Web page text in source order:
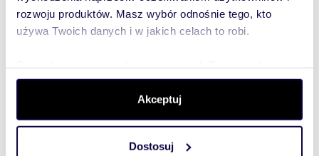
rozwoju produktów. Masz wybór odnośnie tego, kto
używa Twoich danych i w jakich celach to robi.
dane są przetwarzane oraz ustaw własne preferencje w
. W Deklaracji plików cookie możesz
zmienić lub wycofać swoją zgodę w dowolnej chwili.
Wykorzystujemy pliki cookie do spersonalizowania treści
Akceptuj
Dostosuj
Szukam najtańszego
hipotecznego